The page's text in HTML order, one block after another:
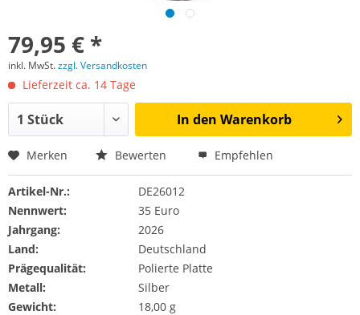
79,95 € *
inkl. MwSt.zzgl. Versandkosten
Lieferzeit ca. 14 Tage
In den Warenkorb
Merken Bewerten Empfehlen
Artikel-Nr.:
DE26012
Nennwert:
35 Euro
Jahrgang:
2026
Land:
Deutschland
Prägequalität:
Polierte Platte
Metall:
Silber
Gewicht:
18,00 g